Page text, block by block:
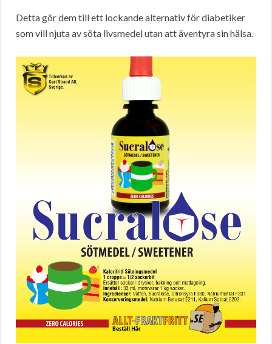
Detta gör dem till ett lockande alternativ för diabetiker
som vill njuta av söta livsmedel utan att äventyra sin hälsa.